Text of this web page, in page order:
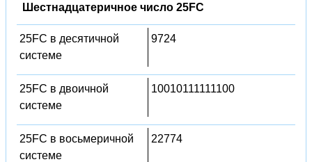
Шестнадцатеричное число 25FC
25FC в десятичной
системе
9724
25FC в двоичной
системе
10010111111100
25FC в восьмеричной
системе
22774